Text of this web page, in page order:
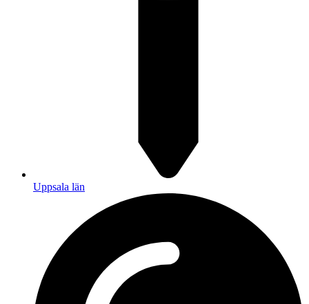
Uppsala län